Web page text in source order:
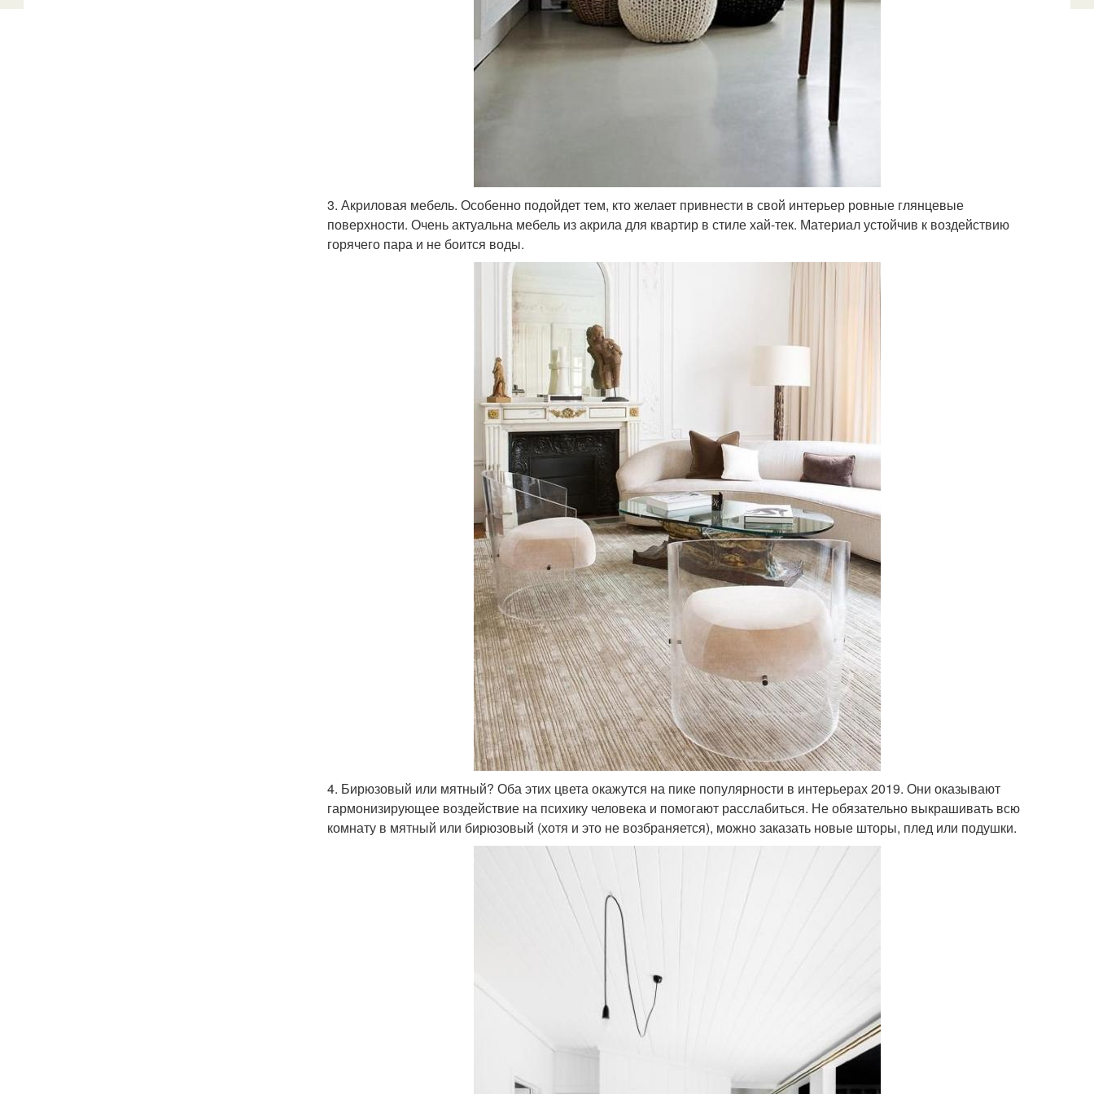
3. Акриловая мебель. Особенно подойдет тем, кто желает привнести в свой интерьер ровные глянцевые
поверхности. Очень актуальна мебель из акрила для квартир в стиле хай-тек. Материал устойчив к воздействию
горячего пара и не боится воды.
4. Бирюзовый или мятный? Оба этих цвета окажутся на пике популярности в интерьерах 2019. Они оказывают
гармонизирующее воздействие на психику человека и помогают расслабиться. Не обязательно выкрашивать всю
комнату в мятный или бирюзовый (хотя и это не возбраняется), можно заказать новые шторы, плед или подушки.